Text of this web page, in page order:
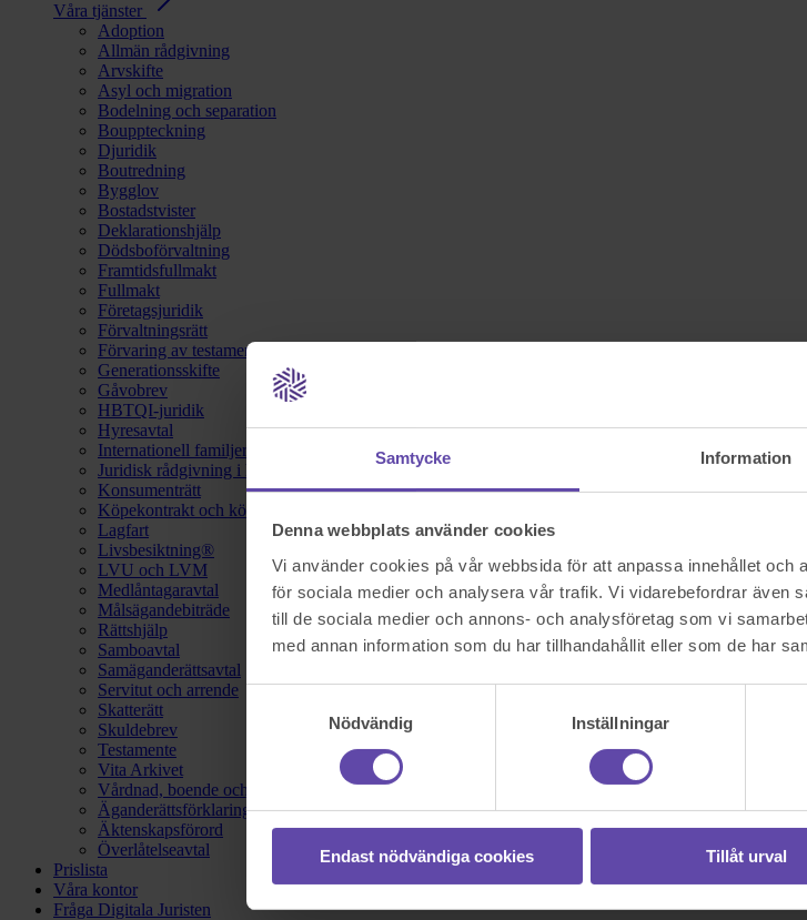
Samtycke Information
Denna webbplats använder cookies
Vi använder cookies på vår webbsida för att anpassa innehållet och
för sociala medier och analysera vår trafik. Vi vidarebefordrar även
till de sociala medier och annons- och analysföretag som vi
med annan information som du har tillhandahållit eller som de har
Nödvändig
Inställningar
Endast nödvändiga cookies Tillåt urval
Våra tjänster
Adoption
Allmän rådgivning
Arvskifte
Asyl och migration
Bodelning och separation
Bouppteckning
Djuridik
Boutredning
Bygglov
Bostadstvister
Deklarationshjälp
Dödsboförvaltning
Framtidsfullmakt
Fullmakt
Företagsjuridik
Förvaltningsrätt
Förvaring av testamente
Generationsskifte
Gåvobrev
HBTQI-juridik
Hyresavtal
Internationell familjerätt
Juridisk rådgivning i hemförsäkring
Konsumenträtt
Köpekontrakt och köpebrev
Lagfart
Livsbesiktning®
LVU och LVM
Medlåntagaravtal
Målsägandebiträde
Rättshjälp
Samboavtal
Samäganderättsavtal
Servitut och arrende
Skatterätt
Skuldebrev
Testamente
Vita Arkivet
Vårdnad, boende och umgänge
Äganderättsförklaring
Äktenskapsförord
Överlåtelseavtal
Prislista
Våra kontor
Fråga Digitala Juristen